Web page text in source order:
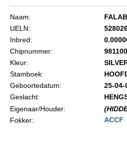
Reglementen, statuten en
Informatie
Naam:
UELN:
Inbred:
Chipnummer:
Kleur:
Stamboek:
Geboortedatum:
25-04-
Geslacht:
Eigenaar/Houder:
Fokker:
ACCF